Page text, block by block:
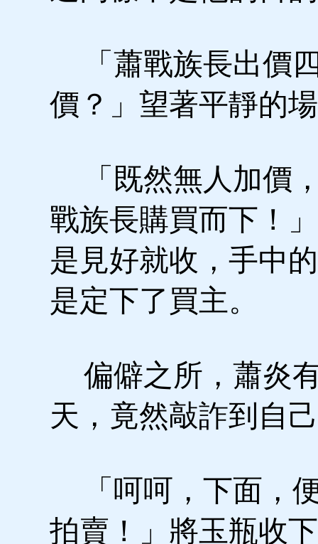
「蕭戰族長出價
價？」望著平靜的
「既然無人加價
戰族長購買而下！
是見好就收，手中
是定下了買主。
偏僻之所，蕭炎
天，竟然敲詐到自
「呵呵，下面，
拍賣！」將玉瓶收